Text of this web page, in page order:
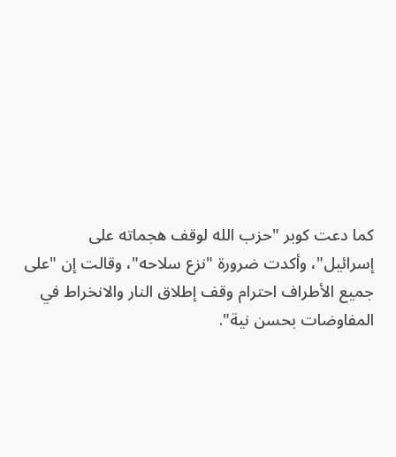
كما دعت كوبر "حزب الله لوقف هجماته على
إسرائيل"، وأكدت ضرورة "نزع سلاحه"، وقالت إن "على
جميع الأطراف احترام وقف إطلاق النار والانخراط في
المفاوضات بحسن نية".